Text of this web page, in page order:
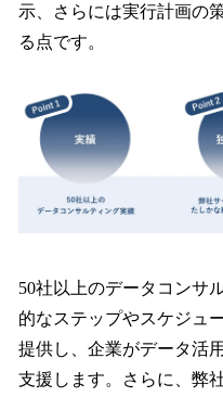
示、さらには実行計画の
る点です。
50社以上のデータコンサ
的なステップやスケジュ
提供し、企業がデータ活
支援します。さらに、弊